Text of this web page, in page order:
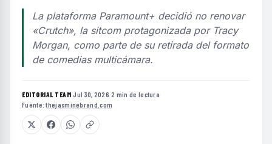
La plataforma Paramount+ decidió no renovar
«Crutch», la sitcom protagonizada por Tracy
Morgan, como parte de su retirada del formato
de comedias multicámara.
EDITORIAL TEAM·Jul 30, 2026·2 min de lectura·
Fuente:thejasminebrand.com